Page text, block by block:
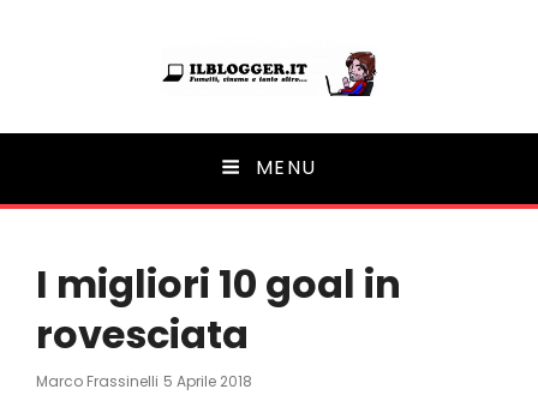
Ilblogger.it
Il portalino di blog | MENU
I migliori 10 goal in
rovesciata
Marco Frassinelli Posted
5 Aprile 2018